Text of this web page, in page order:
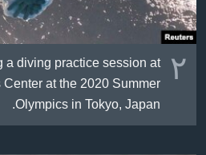
٢ diving practice session at
at the 2020 Summer
Olympics in Tokyo, Japan.